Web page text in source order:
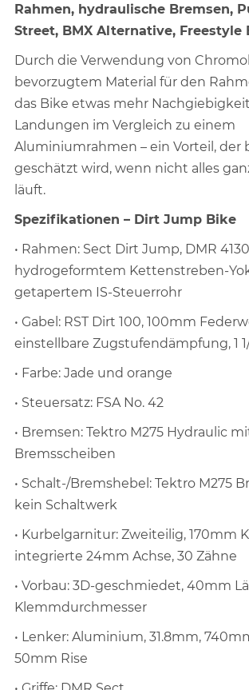
Rahmen, hydraulische Bremsen,
Street, BMX Alternative, Freestyle
Durch die Verwendung von
bevorzugtem Material für den
das Bike etwas mehr
Landungen im Vergleich zu einem
Aluminiumrahmen – ein Vorteil, der
geschätzt wird, wenn nicht alles
läuft.
Spezifikationen – Dirt Jump Bike
• Rahmen: Sect Dirt Jump, DMR
hydrogeformtem Kettenstreben-
getapertem IS-Steuerrohr
• Gabel: RST Dirt 100, 100mm
einstellbare Zugstufendämpfung, 1
• Farbe: Jade und orange
• Steuersatz: FSA No. 42
• Bremsen: Tektro M275 Hydraulic
Bremsscheiben
• Schalt-/Bremshebel: Tektro M275
kein Schaltwerk
• Kurbelgarnitur: Zweiteilig, 170mm
integrierte 24mm Achse, 30 Zähne
• Vorbau: 3D-geschmiedet, 40mm
Klemmdurchmesser
• Lenker: Aluminium, 31.8mm,
50mm Rise